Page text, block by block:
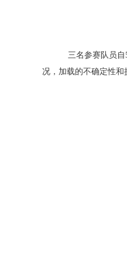
三名参赛队员自
况，加载的不确定性和